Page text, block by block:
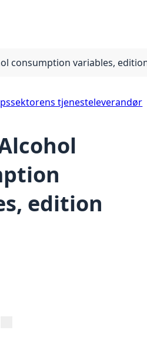
consumption variables,
tjenesteleverandør
edition